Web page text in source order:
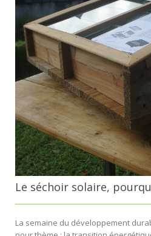
Le séchoir solaire,
La semaine du développement